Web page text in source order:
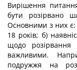
Вирішення
бути розірвано
Основними з них є:
18 років; б)
щодо
важливими.
подружжя на